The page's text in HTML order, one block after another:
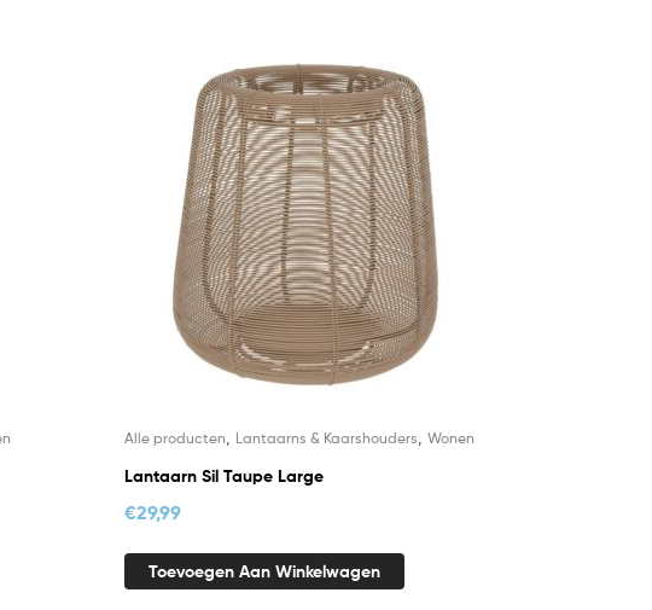
Alle producten Lantaarns & Kaarshouders Wonen
Lantaarn Sil Taupe Large
€29,99
Toevoegen Aan Winkelwagen